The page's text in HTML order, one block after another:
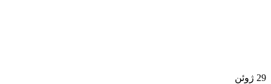
29 ژوئن